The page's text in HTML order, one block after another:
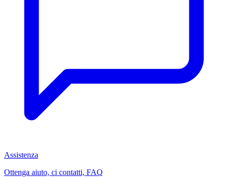
Assistenza
Ottenga aiuto, ci contatti, FAQ